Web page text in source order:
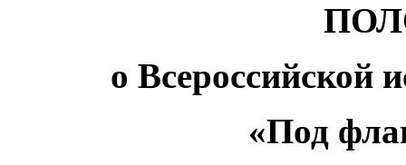
о Всероссийской
«Под